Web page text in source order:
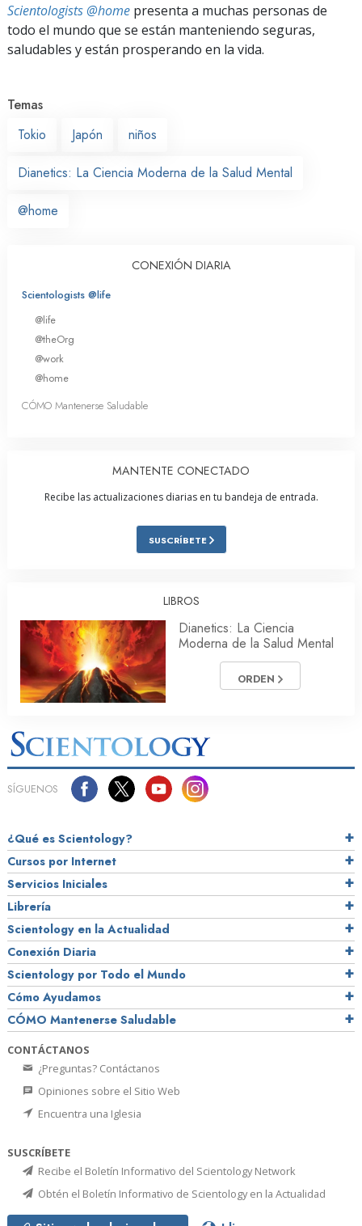
Scientologists @home presenta a muchas personas de
todo el mundo que se están manteniendo seguras,
saludables y están prosperando en la vida.
Temas
Tokio
Japón niños
Dianetics: La Ciencia Moderna de la Salud Mental
@home
CONEXIÓN DIARIA
Scientologists @life
@life
@theOrg
@work
@home
CÓMO Mantenerse Saludable
MANTENTE CONECTADO
Recibe las actualizaciones diarias en tu bandeja de entrada.
SUSCRÍBETE
LIBROS
Dianetics: La Ciencia
Moderna de la Salud Mental
ORDEN
SÍGUENOS
¿Qué es Scientology?
Cursos por Internet
Servicios Iniciales
Librería
Scientology en la Actualidad
Conexión Diaria
Scientology por Todo el Mundo
Cómo Ayudamos
CÓMO Mantenerse Saludable
CONTÁCTANOS
¿Preguntas? Contáctanos
Opiniones sobre el Sitio Web
Encuentra una Iglesia
SUSCRÍBETE
Recibe el Boletín Informativo del Scientology Network
Obtén el Boletín Informativo de Scientology en la Actualidad